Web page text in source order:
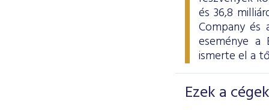
és 36,8
Company és
eseménye a
ismerte el a
Ezek a